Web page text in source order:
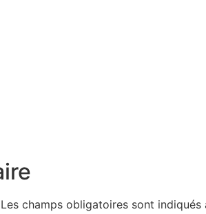
Les champs obligatoires sont indiqués